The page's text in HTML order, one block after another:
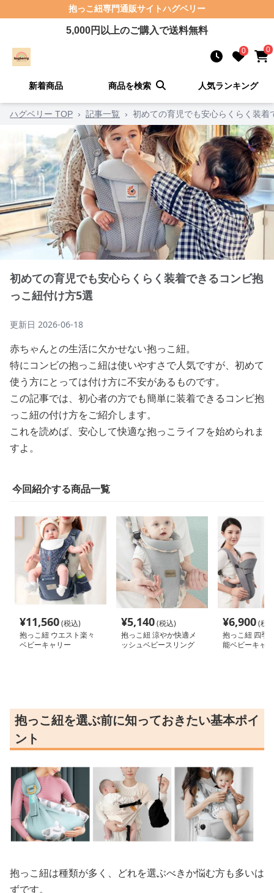
抱っこ紐専門通販サイトハグベリー
5,000円以上のご購入で送料無料
0 0
新着商品 商品を検索 人気ランキング
ハグベリー TOP › 記事一覧 › 初めての育児でも安心らくらく装
初めての育児でも安心らくらく装着できるコンビ抱
っこ紐付け方5選
更新日 2026-06-18
赤ちゃんとの生活に欠かせない抱っこ紐。
特にコンビの抱っこ紐は使いやすさで人気ですが、初めて
使う方にとっては付け方に不安があるものです。
この記事では、初心者の方でも簡単に装着できるコンビ抱
っこ紐の付け方をご紹介します。
これを読めば、安心して快適な抱っこライフを始められま
すよ。
今回紹介する商品一覧
¥11,560(税込)
抱っこ紐 ウエスト楽々
ベビーキャリー
¥5,140(税込)
抱っこ紐 涼やか快適メ
ッシュベビースリング
¥6,900(税
抱っこ紐 四季
能ベビーキャ
抱っこ紐を選ぶ前に知っておきたい基本ポイ
ント
抱っこ紐は種類が多く、どれを選ぶべきか悩む方も多いは
ずです。